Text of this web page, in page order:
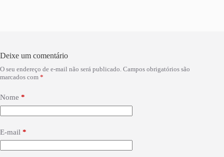
Deixe um comentário
O seu endereço de e-mail não será publicado. Campos obrigatórios são
marcados com *
Nome *
E-mail *